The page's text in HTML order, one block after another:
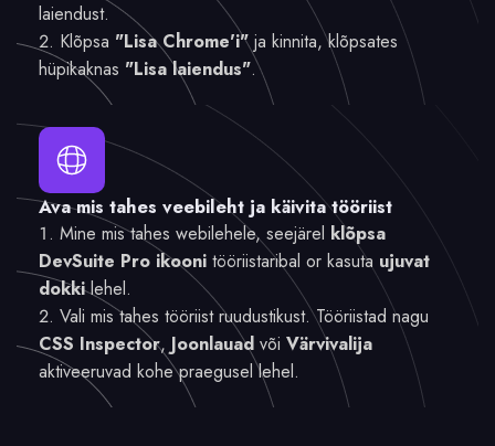
laiendust.
Klõpsa "Lisa Chrome'i"ja kinnita, klõpsates
hüpikaknas "Lisa laiendus".
Ava mis tahes veebileht ja käivita tööriist
Mine mis tahes webilehele, seejärel klõpsa
DevSuite Pro ikooni tööriistaribal or kasuta ujuvat
dokkilehel.
Vali mis tahes tööriist ruudustikust. Tööriistad nagu
CSS Inspector, Joonlauad või Värvivalija
aktiveeruvad kohe praegusel lehel.